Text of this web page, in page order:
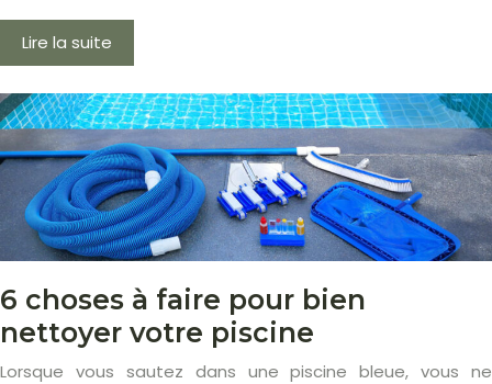
Lire la suite
6 choses à faire pour bien
nettoyer votre piscine
Lorsque vous sautez dans une piscine bleue, vous ne